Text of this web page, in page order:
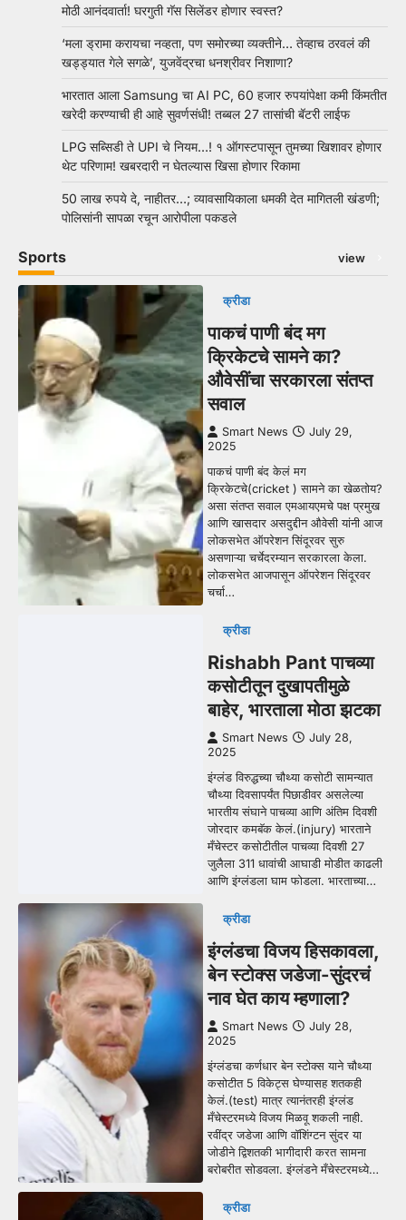
मोठी आनंदवार्ता! घरगुती गॅस सिलेंडर होणार स्वस्त?
‘मला ड्रामा करायचा नव्हता, पण समोरच्या व्यक्तीने… तेव्हाच ठरवलं की
खड्ड्यात गेले सगळे’, युजवेंद्रचा धनश्रीवर निशाणा?
भारतात आला Samsung चा AI PC, 60 हजार रुपयांपेक्षा कमी किंमतीत
खरेदी करण्याची ही आहे सुवर्णसंधी! तब्बल 27 तासांची बॅटरी लाईफ
LPG सब्सिडी ते UPI चे नियम…! १ ऑगस्टपासून तुमच्या खिशावर होणार
थेट परिणाम! खबरदारी न घेतल्यास खिसा होणार रिकामा
50 लाख रुपये दे, नाहीतर…; व्यावसायिकाला धमकी देत मागितली खंडणी;
पोलिसांनी सापळा रचून आरोपीला पकडले
Sports view
क्रीडा
पाकचं पाणी बंद मग
क्रिकेटचे सामने का?
औवेसींचा सरकारला संतप्त
सवाल
Smart News
July 29,
2025
पाकचं पाणी बंद केलं मग
क्रिकेटचे(cricket ) सामने का खेळतोय?
असा संतप्त सवाल एमआयएमचे पक्ष प्रमुख
आणि खासदार असदुद्दीन औवेसी यांनी आज
लोकसभेत ऑपरेशन सिंदूरवर सुरु
असणाऱ्या चर्चेदरम्यान सरकारला केला.
लोकसभेत आजपासून ऑपरेशन सिंदूरवर
चर्चा…
क्रीडा
Rishabh Pant पाचव्या
कसोटीतून दुखापतीमुळे
बाहेर, भारताला मोठा झटका
Smart News
July 28,
2025
इंग्लंड विरुद्धच्या चौथ्या कसोटी सामन्यात
चौथ्या दिवसापर्यंत पिछाडीवर असलेल्या
भारतीय संघाने पाचव्या आणि अंतिम दिवशी
जोरदार कमबॅक केलं.(injury) भारताने
मँचेस्टर कसोटीतील पाचव्या दिवशी 27
जुलैला 311 धावांची आघाडी मोडीत काढली
आणि इंग्लंडला घाम फोडला. भारताच्या…
क्रीडा
इंग्लंडचा विजय हिसकावला,
बेन स्टोक्स जडेजा-सुंदरचं
नाव घेत काय म्हणाला?
Smart News
July 28,
2025
इंग्लंडचा कर्णधार बेन स्टोक्स याने चौथ्या
कसोटीत 5 विकेट्स घेण्यासह शतकही
केलं.(test) मात्र त्यानंतरही इंग्लंड
मँचेस्टरमध्ये विजय मिळवू शकली नाही.
रवींद्र जडेजा आणि वॉशिंग्टन सुंदर या
जोडीने द्विशतकी भागीदारी करत सामना
बरोबरीत सोडवला. इंग्लंडने मँचेस्टरमध्ये…
क्रीडा